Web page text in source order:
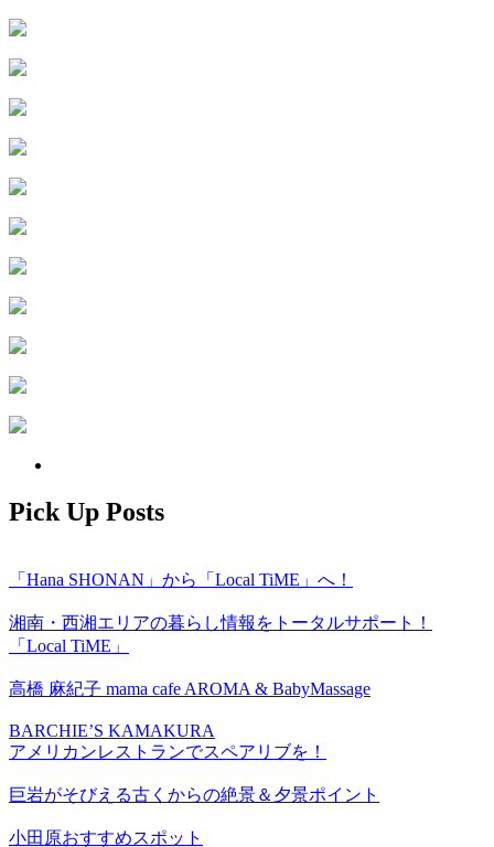
Pick Up Posts
「Hana SHONAN」から「Local TiME」へ！
湘南・西湘エリアの暮らし情報をトータルサポート！
「Local TiME」
高橋 麻紀子 mama cafe AROMA & BabyMassage
BARCHIE’S KAMAKURA
アメリカンレストランでスペアリブを！
巨岩がそびえる古くからの絶景＆夕景ポイント
小田原おすすめスポット